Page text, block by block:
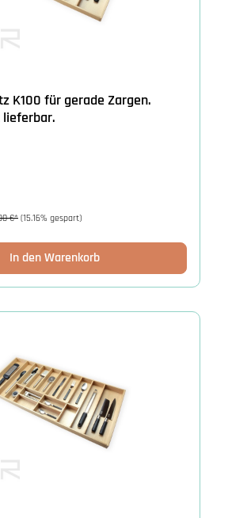
K100 für gerade Zargen.
lieferbar.
€* (15.16% gespart)
In den Warenkorb